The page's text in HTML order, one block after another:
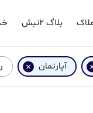
بلاگ ۲نبش
آپارتمان